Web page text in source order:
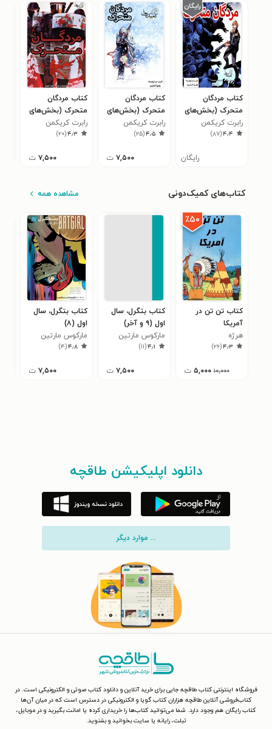
کتاب مردگان
متحرک (بخش‌های
۱ تا ۳)رابرت کریکمن
۴٫۴(۸۷)
رایگان
کتاب مردگان
متحرک (بخش‌های
۴ تا ۶)
رابرت کریکمن
۴٫۵(۲۵)
۷,۵۰۰ ت
کتاب مردگان
متحرک (بخش‌‌های
۲۵ تا ۲۷)
رابرت کریکمن
۴٫۳(۲۰)
۷,۵۰۰ ت
کتاب‌های کمیک‌دونی مشاهده همه
٪۵۰
کتاب تن تن در
آمریکا
هرژه
۴٫۳(۲۶)
۱۰,۰۰۰ ۵,۰۰۰ ت
کتاب بتگرل، سال
اول (۹ و آخر)
مارکوس مارتین
۴٫۱(۱۱)
۷,۵۰۰ ت
کتاب بتگرل، سال
اول (۸)
مارکوس مارتین
۴٫۸(۴)
۷,۵۰۰ ت
دانلود اپلیکیشن طاقچه
... موارد دیگر
فروشگاه اینترنتی کتاب طاقچه جایی برای خرید آنلاین و دانلود کتاب صوتی و الکترونیکی است. در
کتاب‌فروشی آنلاین طاقچه هزاران کتاب گویا و الکترونیکی در دسترس است که در میان آن‌ها
کتاب رایگان هم وجود دارد. شما می‌توانید کتاب‌ها را خریداری کرده یا امانت بگیرید و در موبایل،
تبلت، رایانه یا سایت بخوانید و بشنوید.